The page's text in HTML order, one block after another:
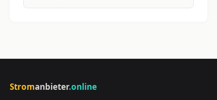
Stromanbieter.online